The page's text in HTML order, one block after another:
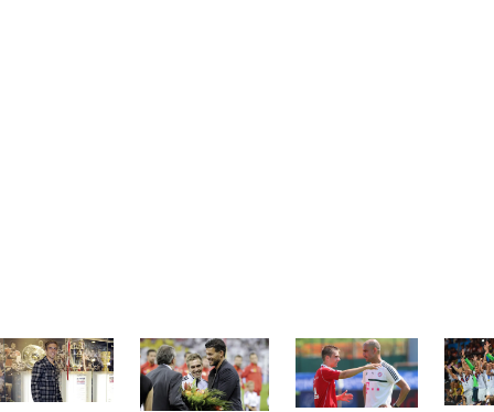
Zeige in voller GrößeZeige in voller Größe Zeige in voller GrößeZeige